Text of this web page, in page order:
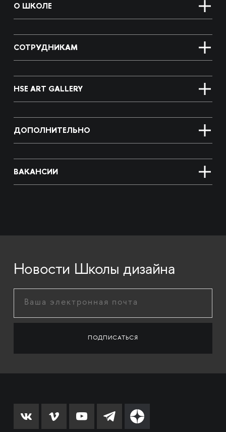
О ШКОЛЕ
СОТРУДНИКАМ
HSE ART GALLERY
ДОПОЛНИТЕЛЬНО
ВАКАНСИИ
Новости Школы дизайна